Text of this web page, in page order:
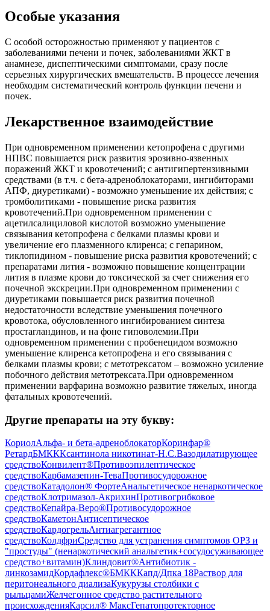
Особые указания
С особой осторожностью применяют у пациентов с
заболеваниями печени и почек, заболеваниями ЖКТ в
анамнезе, диспептическими симптомами, сразу после
серьезных хирургических вмешательств. В процессе лечения
необходим систематический контроль функции печени и
почек.
Лекарственное взаимодействие
При одновременном применении кетопрофена с другими
НПВС повышается риск развития эрозивно-язвенных
поражений ЖКТ и кровотечений; с антигипертензивными
средствами (в т.ч. с бета-адреноблокаторами, ингибиторами
АПФ, диуретиками) - возможно уменьшение их действия; с
тромболитиками - повышение риска развития
кровотечений.При одновременном применении с
ацетилсалициловой кислотой возможно уменьшение
связывания кетопрофена с белками плазмы крови и
увеличение его плазменного клиренса; с гепарином,
тиклопидином - повышение риска развития кровотечений; с
препаратами лития - возможно повышение концентрации
лития в плазме крови до токсической за счет снижения его
почечной экскреции.При одновременном применении с
диуретиками повышается риск развития почечной
недостаточности вследствие уменьшения почечного
кровотока, обусловленного ингибированием синтеза
простагландинов, и на фоне гиповолемии.При
одновременном применении с пробенецидом возможно
уменьшение клиренса кетопрофена и его связывания с
белками плазмы крови; с метотрексатом – возможно усиление
побочного действия метотрексата.При одновременном
применении варфарина возможно развитие тяжелых, иногда
фатальных кровотечений.
Другие препараты на эту букву:
КориолАльфа- и бета-адреноблокаторКоринфар®
РетардБМКККсантинола никотинат-Н.С.Вазодилатирующее
средствоКонвилепт®Противоэпилептическое
средствоКарбамазепин-ТеваПротивосудорожное
средствоКатадолон® ФортеАнальгетическое ненаркотическое
средствоКлотримазол-АкрихинПротивогрибковое
средствоКепайра-Веро®Противосудорожное
средствоКаметонАнтисептическое
средствоКардогрельАнтиагрегантное
средствоКолдфриСредство для устранения симптомов ОРЗ и
"простуды" (ненаркотический анальгетик+сосудосуживающее
средство+витамин)Клиндовит®Антибиотик -
линкозамидКордафлекс®БМКККапд/Дпка 18Раствор для
перитонеального диализаКукурузы столбики с
рыльцамиЖелчегонное средство растительного
происхожденияКарсил® МаксГепатопротекторное